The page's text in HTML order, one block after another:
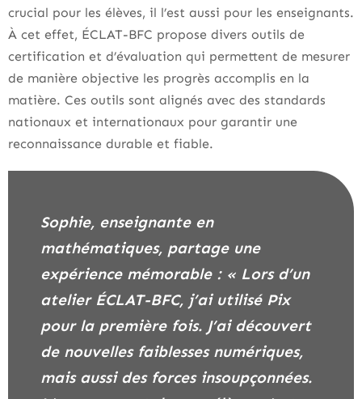
crucial pour les élèves, il l’est aussi pour les enseignants.
À cet effet, ÉCLAT-BFC propose divers outils de
certification et d’évaluation qui permettent de mesurer
de manière objective les progrès accomplis en la
matière. Ces outils sont alignés avec des standards
nationaux et internationaux pour garantir une
reconnaissance durable et fiable.
Sophie, enseignante en
mathématiques, partage une
expérience mémorable : « Lors d’un
atelier ÉCLAT-BFC, j’ai utilisé Pix
pour la première fois. J’ai découvert
de nouvelles faiblesses numériques,
mais aussi des forces insoupçonnées.